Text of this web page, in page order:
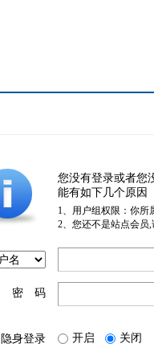
您没有登录或者您
能有如下几个原因
1、用户组权限：你所
2、您还不是站点会员
密 码
隐身登录 开启 关闭